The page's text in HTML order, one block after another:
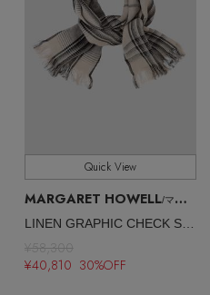
Quick View
MARGARET HOWELL/マーガレット・ハウエル
LINEN GRAPHIC CHECK SCARF
¥58,300
¥40,810 30%OFF